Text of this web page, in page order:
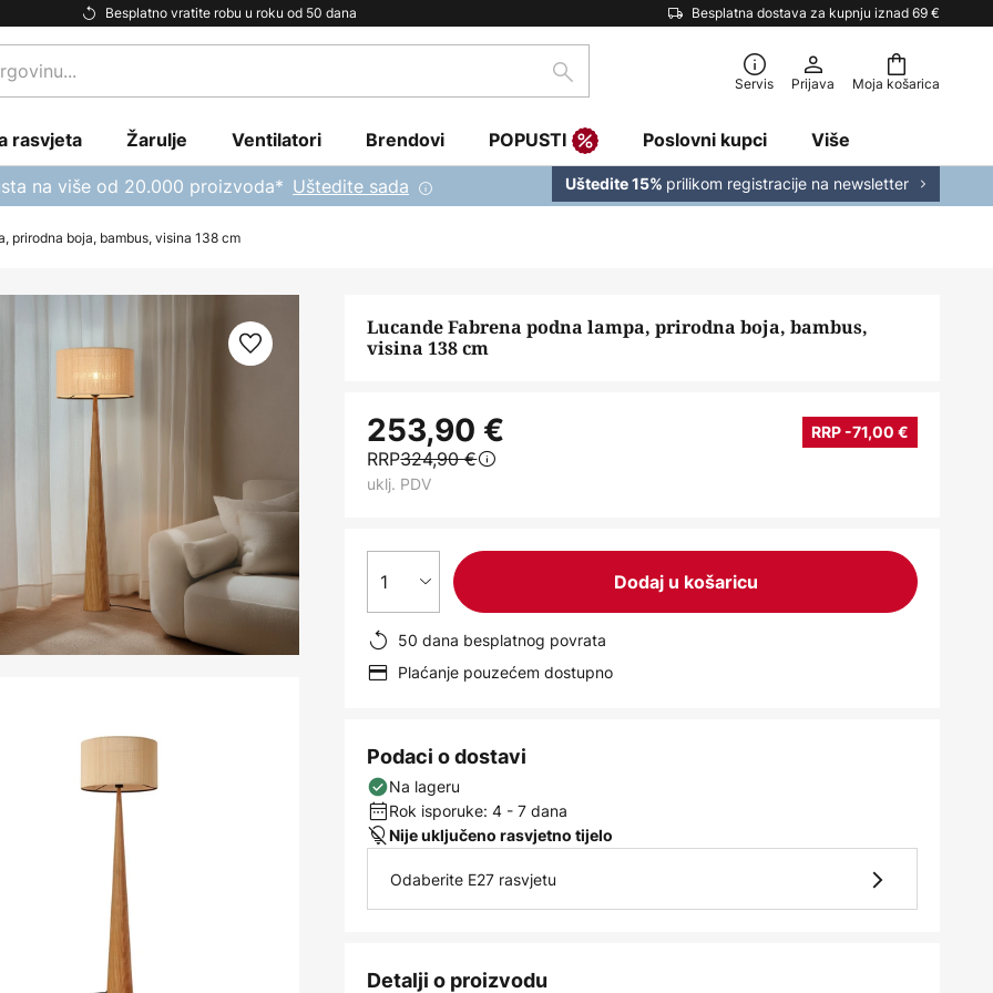
Besplatno vratite robu u roku od 50 dana Besplatna dostava za kupnju iznad 69 €
Moja košarica
traži Servis Prijava
rasvjeta Žarulje Ventilatori Brendovi POPUSTI Poslovni kupci Više
na više od 20.000 proizvoda* Uštedite sada Uštedite 15% prilikom registracije na newsletter
prirodna boja, bambus, visina 138 cm
Lucande Fabrena podna lampa, prirodna boja, bambus,
visina 138 cm
253,90 € RRP -71,00 €
RRP324,90 €
uklj. PDV
1 Dodaj u košaricu
50 dana besplatnog povrata
Plaćanje pouzećem dostupno
Podaci o dostavi
Na lageru
Rok isporuke: 4 - 7 dana
Nije uključeno rasvjetno tijelo
Odaberite E27 rasvjetu
Detalji o proizvodu